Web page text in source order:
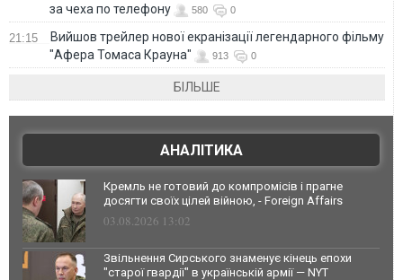
за чеха по телефону
580 0
21:15
Вийшов трейлер нової екранізації легендарного фільму
"Афера Томаса Крауна"
913 0
БІЛЬШЕ
АНАЛІТИКА
Кремль не готовий до компромісів і прагне
досягти своїх цілей війною, - Foreign Affairs
03.08.2026 13:02
Звільнення Сирського знаменує кінець епохи
"старої гвардії" в українській армії — NYT